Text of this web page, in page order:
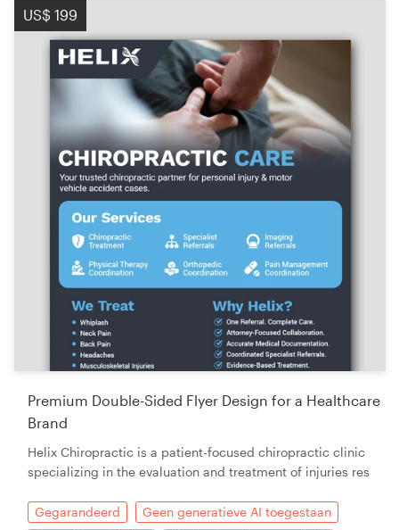
US$ 199
Premium Double-Sided Flyer Design for a Healthcare
Brand
Helix Chiropractic is a patient-focused chiropractic clinic
specializing in the evaluation and treatment of injuries res
Gegarandeerd
Geen generatieve AI toegestaan